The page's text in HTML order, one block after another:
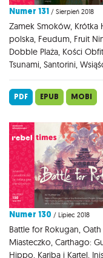
Numer 131 / Sierpień 2018
Zamek Smoków, Krótka
polska, Feudum, Fruit
Dobble Plaża, Kości
Tsunami, Santorini,
PDF EPUB MOBI
Numer 130 / Lipiec 2018
Battle for Rokugan,
Miasteczko, Carthago:
Hippo, Kariba i Kartel,